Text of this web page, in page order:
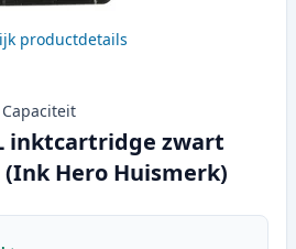
productdetails
Capaciteit
inktcartridge zwart
Hero Huismerk)